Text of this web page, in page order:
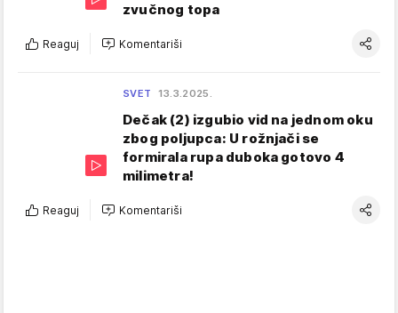
zvučnog topa
Reaguj Komentariši
SVET 13.3.2025.
Dečak (2) izgubio vid na jednom oku
zbog poljupca: U rožnjači se
formirala rupa duboka gotovo 4
milimetra!
Reaguj Komentariši